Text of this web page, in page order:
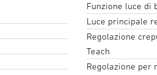
Funzione luce di
Luce principale
Regolazione
Teach
Regolazione per